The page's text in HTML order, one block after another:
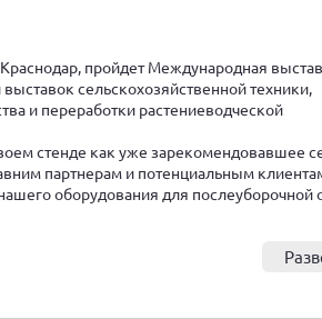
пройдет Международная
сельскохозяйственной техники,
и переработки растениеводческой
стенде как уже зарекомендовавшее
партнерам и потенциальным
оборудования для послеуборочной